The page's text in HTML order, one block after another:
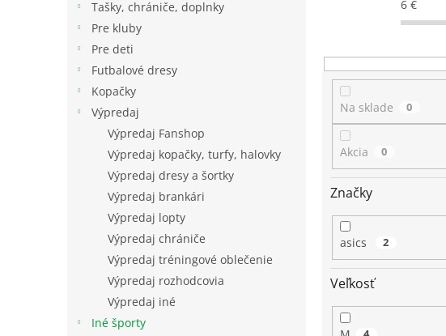
Tašky, chrániče, doplnky
Pre kluby
Pre deti
Futbalové dresy
Kopačky
Výpredaj
Výpredaj Fanshop
Výpredaj kopačky, turfy, halovky
Výpredaj dresy a šortky
Výpredaj brankári
Výpredaj lopty
Výpredaj chrániče
Výpredaj tréningové oblečenie
Výpredaj rozhodcovia
Výpredaj iné
Iné športy
6€
Na sklade 0
Akcia 0
Značky
asics 2
Veľkosť